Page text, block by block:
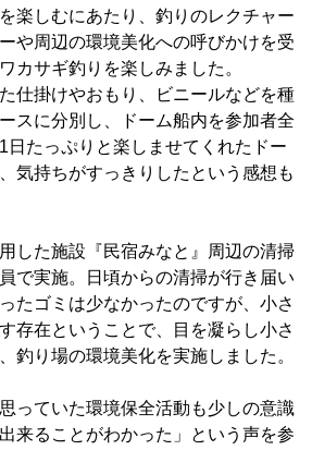
楽しむにあたり、釣りのレクチャー
や周辺の環境美化への呼びかけを受
カサギ釣りを楽しみました。
仕掛けやおもり、ビニールなどを種
スに分別し、ドーム船内を参加者全
日たっぷりと楽しませてくれたドー
気持ちがすっきりしたという感想も
した施設『民宿みなと』周辺の清掃
で実施。日頃からの清掃が行き届い
たゴミは少なかったのですが、小さ
存在ということで、目を凝らし小さ
釣り場の環境美化を実施しました。
っていた環境保全活動も少しの意識
来ることがわかった」という声を参